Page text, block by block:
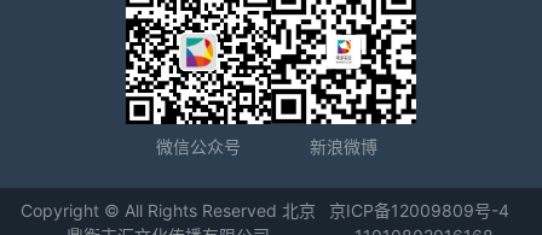
微信公众号 新浪微博
Copyright © All Rights Reserved 北京
京ICP备12009809号-4